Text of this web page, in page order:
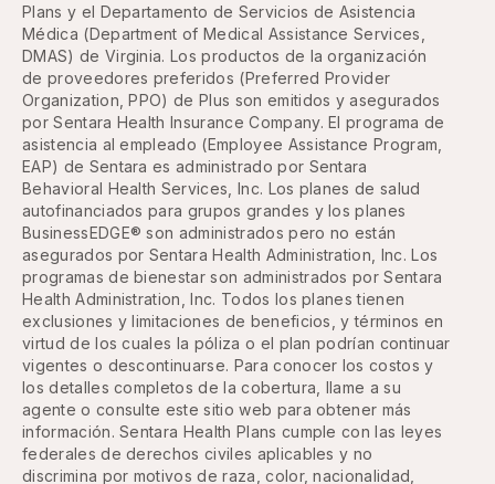
Plans y el Departamento de Servicios de Asistencia
Médica (Department of Medical Assistance Services,
DMAS) de Virginia. Los productos de la organización
de proveedores preferidos (Preferred Provider
Organization, PPO) de Plus son emitidos y asegurados
por Sentara Health Insurance Company. El programa de
asistencia al empleado (Employee Assistance Program,
EAP) de Sentara es administrado por Sentara
Behavioral Health Services, Inc. Los planes de salud
autofinanciados para grupos grandes y los planes
BusinessEDGE® son administrados pero no están
asegurados por Sentara Health Administration, Inc. Los
programas de bienestar son administrados por Sentara
Health Administration, Inc. Todos los planes tienen
exclusiones y limitaciones de beneficios, y términos en
virtud de los cuales la póliza o el plan podrían continuar
vigentes o descontinuarse. Para conocer los costos y
los detalles completos de la cobertura, llame a su
agente o consulte este sitio web para obtener más
información. Sentara Health Plans cumple con las leyes
federales de derechos civiles aplicables y no
discrimina por motivos de raza, color, nacionalidad,